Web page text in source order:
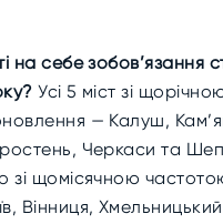
на себе зобов’язання
Усі 5 міст зі
— Калуш,
Черкаси та
зі щомісячною
Вінниця,